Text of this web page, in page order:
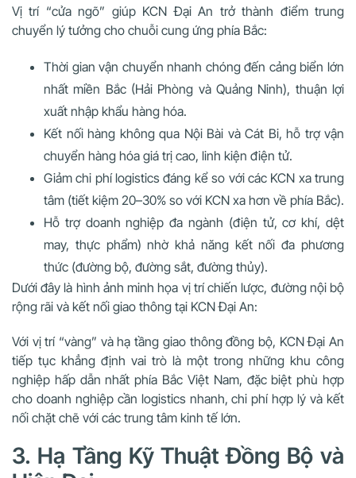
Vị trí “cửa ngõ” giúp KCN Đại An trở thành điểm trung
chuyển lý tưởng cho chuỗi cung ứng phía Bắc:
Thời gian vận chuyển nhanh chóng đến cảng biển lớn
nhất miền Bắc (Hải Phòng và Quảng Ninh), thuận lợi
xuất nhập khẩu hàng hóa.
Kết nối hàng không qua Nội Bài và Cát Bi, hỗ trợ vận
chuyển hàng hóa giá trị cao, linh kiện điện tử.
Giảm chi phí logistics đáng kể so với các KCN xa trung
tâm (tiết kiệm 20–30% so với KCN xa hơn về phía Bắc).
Hỗ trợ doanh nghiệp đa ngành (điện tử, cơ khí, dệt
may, thực phẩm) nhờ khả năng kết nối đa phương
thức (đường bộ, đường sắt, đường thủy).
Dưới đây là hình ảnh minh họa vị trí chiến lược, đường nội bộ
rộng rãi và kết nối giao thông tại KCN Đại An:
Với vị trí “vàng” và hạ tầng giao thông đồng bộ, KCN Đại An
tiếp tục khẳng định vai trò là một trong những khu công
nghiệp hấp dẫn nhất phía Bắc Việt Nam, đặc biệt phù hợp
cho doanh nghiệp cần logistics nhanh, chi phí hợp lý và kết
nối chặt chẽ với các trung tâm kinh tế lớn.
3. Hạ Tầng Kỹ Thuật Đồng Bộ và